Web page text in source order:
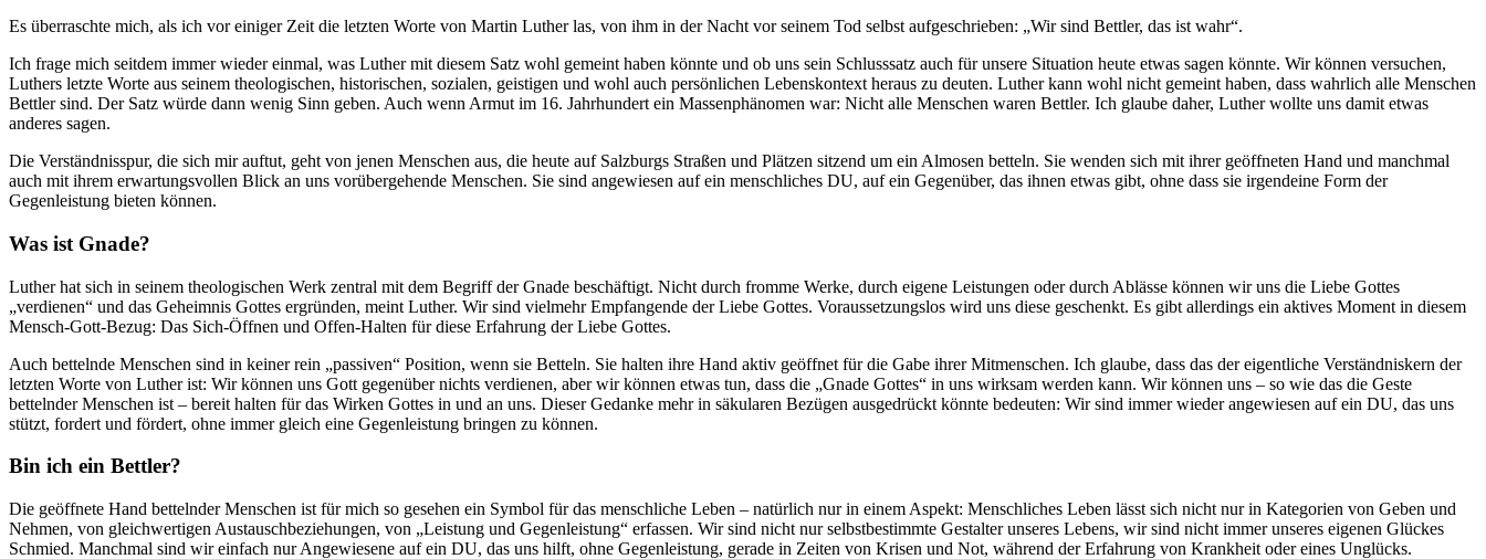
Es überraschte mich, als ich vor einiger Zeit die letzten Worte von Martin Luther las, von ihm in der Nacht vor seinem Tod selbst aufgeschrieben: „Wir sind Bettler, das ist wahr“.
Ich frage mich seitdem immer wieder einmal, was Luther mit diesem Satz wohl gemeint haben könnte und ob uns sein Schlusssatz auch für unsere Situation heute etwas sagen könnte. Wir können versuchen,
Luthers letzte Worte aus seinem theologischen, historischen, sozialen, geistigen und wohl auch persönlichen Lebenskontext heraus zu deuten. Luther kann wohl nicht gemeint haben, dass wahrlich alle Menschen
Bettler sind. Der Satz würde dann wenig Sinn geben. Auch wenn Armut im 16. Jahrhundert ein Massenphänomen war: Nicht alle Menschen waren Bettler. Ich glaube daher, Luther wollte uns damit etwas
anderes sagen.
Die Verständnisspur, die sich mir auftut, geht von jenen Menschen aus, die heute auf Salzburgs Straßen und Plätzen sitzend um ein Almosen betteln. Sie wenden sich mit ihrer geöffneten Hand und manchmal
auch mit ihrem erwartungsvollen Blick an uns vorübergehende Menschen. Sie sind angewiesen auf ein menschliches DU, auf ein Gegenüber, das ihnen etwas gibt, ohne dass sie irgendeine Form der
Gegenleistung bieten können.
Was ist Gnade?
Luther hat sich in seinem theologischen Werk zentral mit dem Begriff der Gnade beschäftigt. Nicht durch fromme Werke, durch eigene Leistungen oder durch Ablässe können wir uns die Liebe Gottes
„verdienen“ und das Geheimnis Gottes ergründen, meint Luther. Wir sind vielmehr Empfangende der Liebe Gottes. Voraussetzungslos wird uns diese geschenkt. Es gibt allerdings ein aktives Moment in diesem
Mensch-Gott-Bezug: Das Sich-Öffnen und Offen-Halten für diese Erfahrung der Liebe Gottes.
Auch bettelnde Menschen sind in keiner rein „passiven“ Position, wenn sie Betteln. Sie halten ihre Hand aktiv geöffnet für die Gabe ihrer Mitmenschen. Ich glaube, dass das der eigentliche Verständniskern der
letzten Worte von Luther ist: Wir können uns Gott gegenüber nichts verdienen, aber wir können etwas tun, dass die „Gnade Gottes“ in uns wirksam werden kann. Wir können uns – so wie das die Geste
bettelnder Menschen ist – bereit halten für das Wirken Gottes in und an uns. Dieser Gedanke mehr in säkularen Bezügen ausgedrückt könnte bedeuten: Wir sind immer wieder angewiesen auf ein DU, das uns
stützt, fordert und fördert, ohne immer gleich eine Gegenleistung bringen zu können.
Bin ich ein Bettler?
Die geöffnete Hand bettelnder Menschen ist für mich so gesehen ein Symbol für das menschliche Leben – natürlich nur in einem Aspekt: Menschliches Leben lässt sich nicht nur in Kategorien von Geben und
Nehmen, von gleichwertigen Austauschbeziehungen, von „Leistung und Gegenleistung“ erfassen. Wir sind nicht nur selbstbestimmte Gestalter unseres Lebens, wir sind nicht immer unseres eigenen Glückes
Schmied. Manchmal sind wir einfach nur Angewiesene auf ein DU, das uns hilft, ohne Gegenleistung, gerade in Zeiten von Krisen und Not, während der Erfahrung von Krankheit oder eines Unglücks.